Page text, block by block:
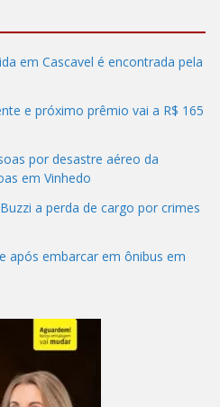
em Cascavel é encontrada pela
e próximo prêmio vai a R$ 165
por desastre aéreo da
em Vinhedo
a perda de cargo por crimes
após embarcar em ônibus em